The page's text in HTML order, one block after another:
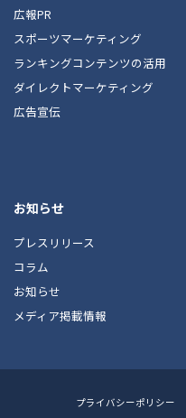
広報PR
スポーツマーケティング
ランキングコンテンツの活用
ダイレクトマーケティング
広告宣伝
お知らせ
プレスリリース
コラム
お知らせ
メディア掲載情報
Footerプライバシーポリシー